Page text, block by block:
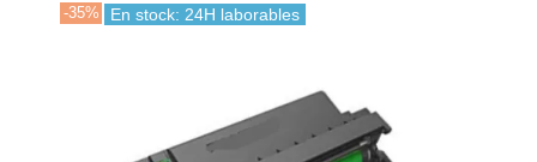
-35% En stock: 24H laborables